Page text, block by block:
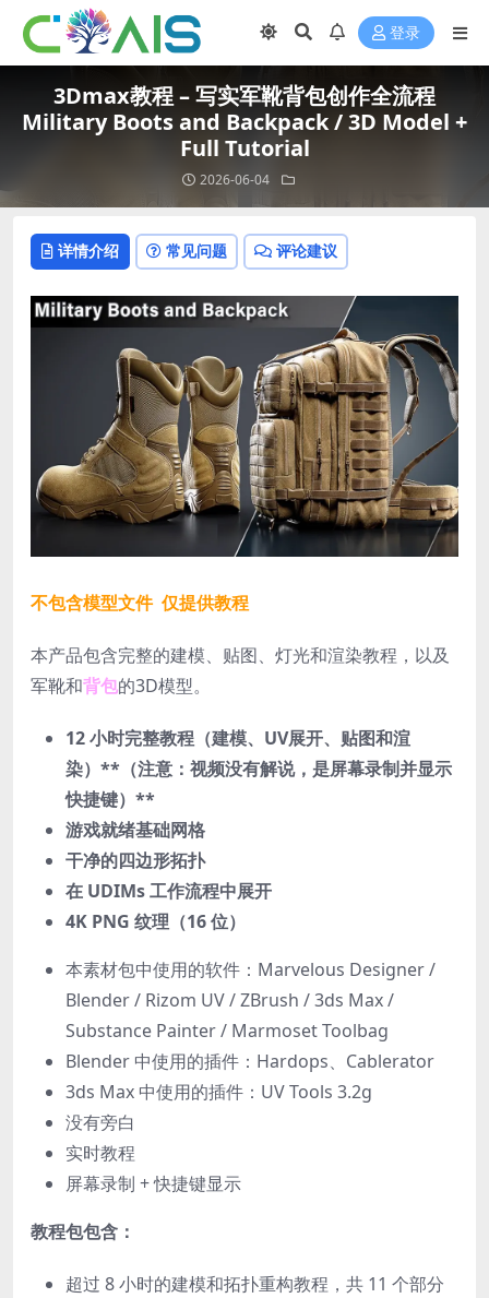
登录
3Dmax教程 – 写实军靴背包创作全流程
Military Boots and Backpack / 3D Model +
Full Tutorial
2026-06-04
详情介绍 常见问题 评论建议
不包含模型文件 仅提供教程
本产品包含完整的建模、贴图、灯光和渲染教程，以及
军靴和背包的3D模型。
12 小时完整教程（建模、UV展开、贴图和渲
染） **（注意：视频没有解说，是屏幕录制并显示
快捷键）**
游戏就绪基础网格
干净的四边形拓扑
在 UDIMs 工作流程中展开
4K PNG 纹理（16 位）
本素材包中使用的软件： Marvelous Designer /
Blender / Rizom UV / ZBrush / 3ds Max /
Substance Painter / Marmoset Toolbag
Blender 中使用的插件：Hardops、Cablerator
3ds Max 中使用的插件：UV Tools 3.2g
没有旁白
实时教程
屏幕录制 + 快捷键显示
教程包包含：
超过 8 小时的建模和拓扑重构教程，共 11 个部分